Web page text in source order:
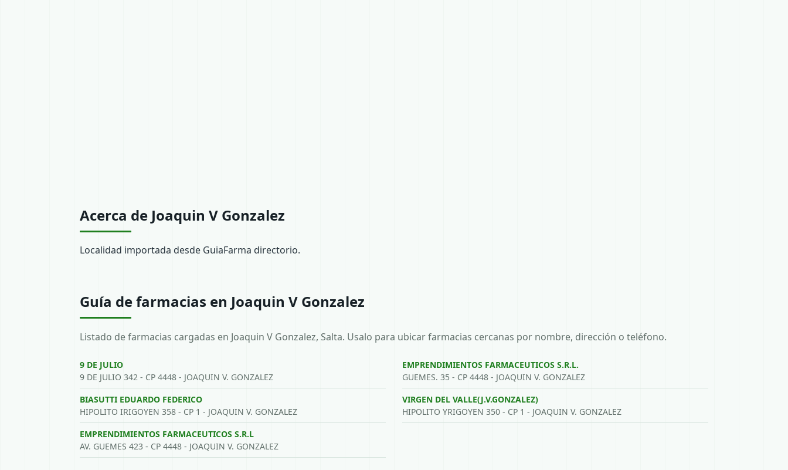
Acerca de Joaquin V Gonzalez
Localidad importada desde GuiaFarma directorio.
Guía de farmacias en Joaquin V Gonzalez
Listado de farmacias cargadas en Joaquin V Gonzalez, Salta. Usalo para ubicar farmacias cercanas por nombre, dirección o teléfono.
9 DE JULIO
9 DE JULIO 342 - CP 4448 - JOAQUIN V. GONZALEZ
BIASUTTI EDUARDO FEDERICO
HIPOLITO IRIGOYEN 358 - CP 1 - JOAQUIN V. GONZALEZ
EMPRENDIMIENTOS FARMACEUTICOS S.R.L
AV. GUEMES 423 - CP 4448 - JOAQUIN V. GONZALEZ
EMPRENDIMIENTOS FARMACEUTICOS S.R.L.
GUEMES. 35 - CP 4448 - JOAQUIN V. GONZALEZ
VIRGEN DEL VALLE(J.V.GONZALEZ)
HIPOLITO YRIGOYEN 350 - CP 1 - JOAQUIN V. GONZALEZ